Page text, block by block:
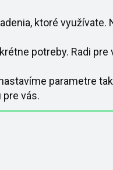
ktoré
potreby. Radi
parametre
vás.